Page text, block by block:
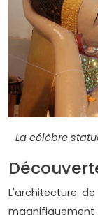
La célèbre
L'architecture
magnifiquement